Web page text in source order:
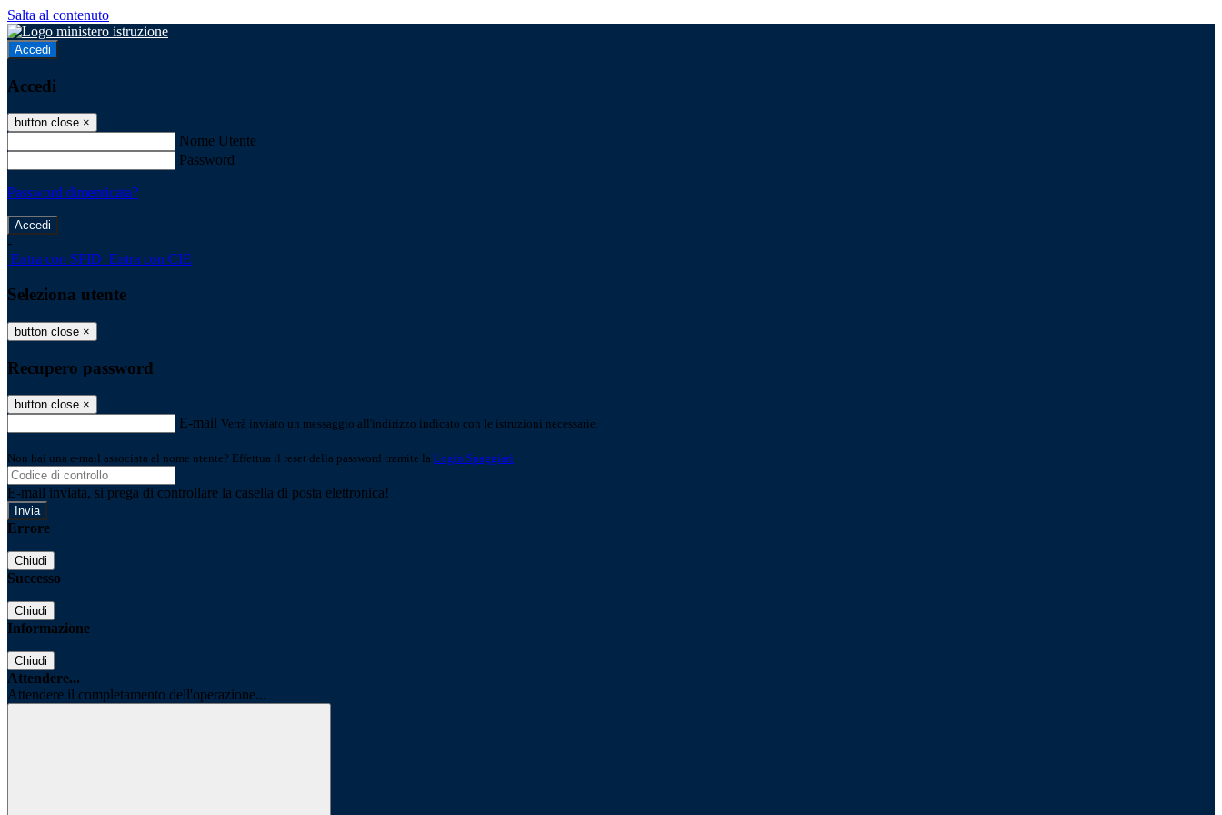
Salta al contenuto
Accedi
Accedi
button close ×
Nome Utente
Password
Password dimenticata?
-
Entra con SPID Entra con CIE
Seleziona utente
button close ×
Recupero password
button close ×
E-mail Verrà inviato un messaggio all'indirizzo indicato con le istruzioni necessarie.
Non hai una e-mail associata al nome utente? Effettua il reset della password tramite la Login Spaggiari
E-mail inviata, si prega di controllare la casella di posta elettronica!
Errore
Chiudi
Successo
Chiudi
Informazione
Chiudi
Attendere...
Attendere il completamento dell'operazione...